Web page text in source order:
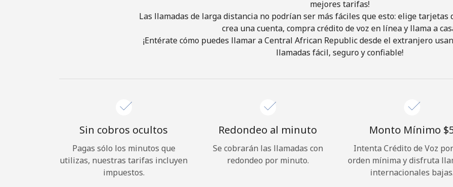
¡Hola!
¿Olvidaste tu contraseña? →
mejores tarifas!
Las llamadas de larga distancia no podrían ser más fáciles que esto: elige tarjetas
crea una cuenta, compra crédito de voz en línea y llama a
¡Entérate cómo puedes llamar a Central African Republic desde el extranjero
llamadas fácil, seguro y confiable!
Sin cobros ocultos
Pagas sólo los minutos que
utilizas, nuestras tarifas incluyen
impuestos.
Redondeo al minuto
Se cobrarán las llamadas con
redondeo por minuto.
Monto Mínimo
Intenta Crédito de Voz
orden mínima y disfruta
internacionales bajas.